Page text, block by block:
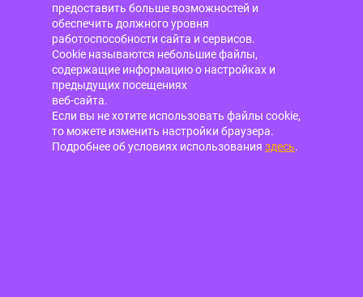
предоставить больше возможностей и
обеспечить должного уровня
работоспособности сайта и сервисов.
Cookie называются небольшие файлы,
содержащие информацию о настройках и
предыдущих посещениях
веб-сайта.
Если вы не хотите использовать файлы cookie,
то можете изменить настройки браузера.
Подробнее об условиях использования здесь.